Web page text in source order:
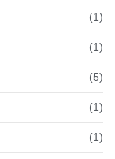
(1)
(1)
(5)
(1)
(1)